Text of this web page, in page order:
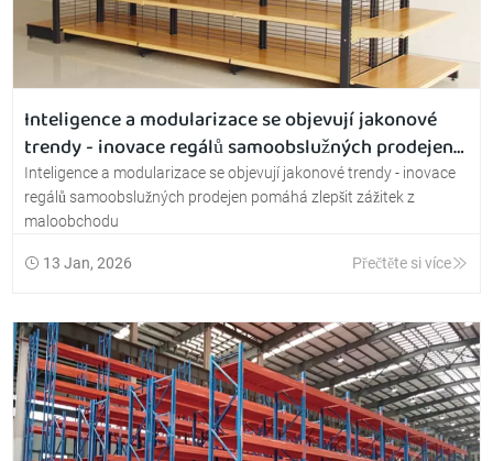
Inteligence a modularizace se objevují jakonové
trendy - inovace regálů samoobslužných prodejen
pomáhá zlepšit zážitek z maloobchodu
Inteligence a modularizace se objevují jakonové trendy - inovace
regálů samoobslužných prodejen pomáhá zlepšit zážitek z
maloobchodu
13 Jan, 2026 Přečtěte si více